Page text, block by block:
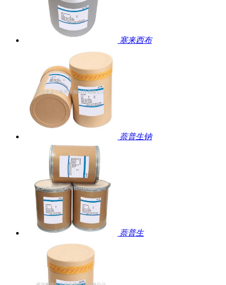
塞来西布
萘普生钠
萘普生